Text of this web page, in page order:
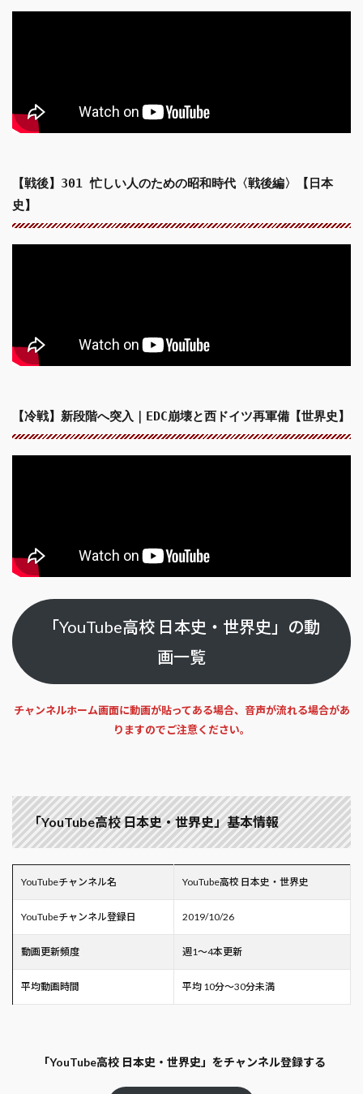
【戦後】301 忙しい人のための昭和時代〈戦後編〉【日本
史】
【冷戦】新段階へ突入｜EDC崩壊と西ドイツ再軍備【世界史】
「YouTube高校 日本史・世界史」の動
画一覧
チャンネルホーム画面に動画が貼ってある場合、音声が流れる場合があ
りますのでご注意ください。
「YouTube高校 日本史・世界史」基本情報
YouTubeチャンネル名 YouTube高校 日本史・世界史
YouTubeチャンネル登録日 2019/10/26
動画更新頻度 週1～4本更新
平均動画時間 平均 10分～30分未満
「YouTube高校 日本史・世界史」をチャンネル登録する